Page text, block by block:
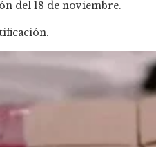
del 18 de noviembre.